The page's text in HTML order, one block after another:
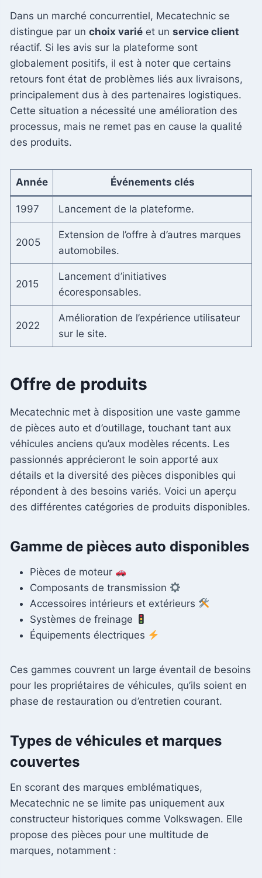
Dans un marché concurrentiel, Mecatechnic se
distingue par un choix varié et un service client
réactif. Si les avis sur la plateforme sont
globalement positifs, il est à noter que certains
retours font état de problèmes liés aux livraisons,
principalement dus à des partenaires logistiques.
Cette situation a nécessité une amélioration des
processus, mais ne remet pas en cause la qualité
des produits.
Année Événements clés
1997 Lancement de la plateforme.
2005
Extension de l’offre à d’autres marques
automobiles.
2015
Lancement d’initiatives
écoresponsables.
2022
Amélioration de l’expérience utilisateur
sur le site.
Offre de produits
Mecatechnic met à disposition une vaste gamme
de pièces auto et d’outillage, touchant tant aux
véhicules anciens qu’aux modèles récents. Les
passionnés apprécieront le soin apporté aux
détails et la diversité des pièces disponibles qui
répondent à des besoins variés. Voici un aperçu
des différentes catégories de produits disponibles.
Gamme de pièces auto disponibles
Pièces de moteur
Composants de transmission
Accessoires intérieurs et extérieurs
Systèmes de freinage
Équipements électriques
Ces gammes couvrent un large éventail de besoins
pour les propriétaires de véhicules, qu’ils soient en
phase de restauration ou d’entretien courant.
Types de véhicules et marques
couvertes
En scorant des marques emblématiques,
Mecatechnic ne se limite pas uniquement aux
constructeur historiques comme Volkswagen. Elle
propose des pièces pour une multitude de
marques, notamment :